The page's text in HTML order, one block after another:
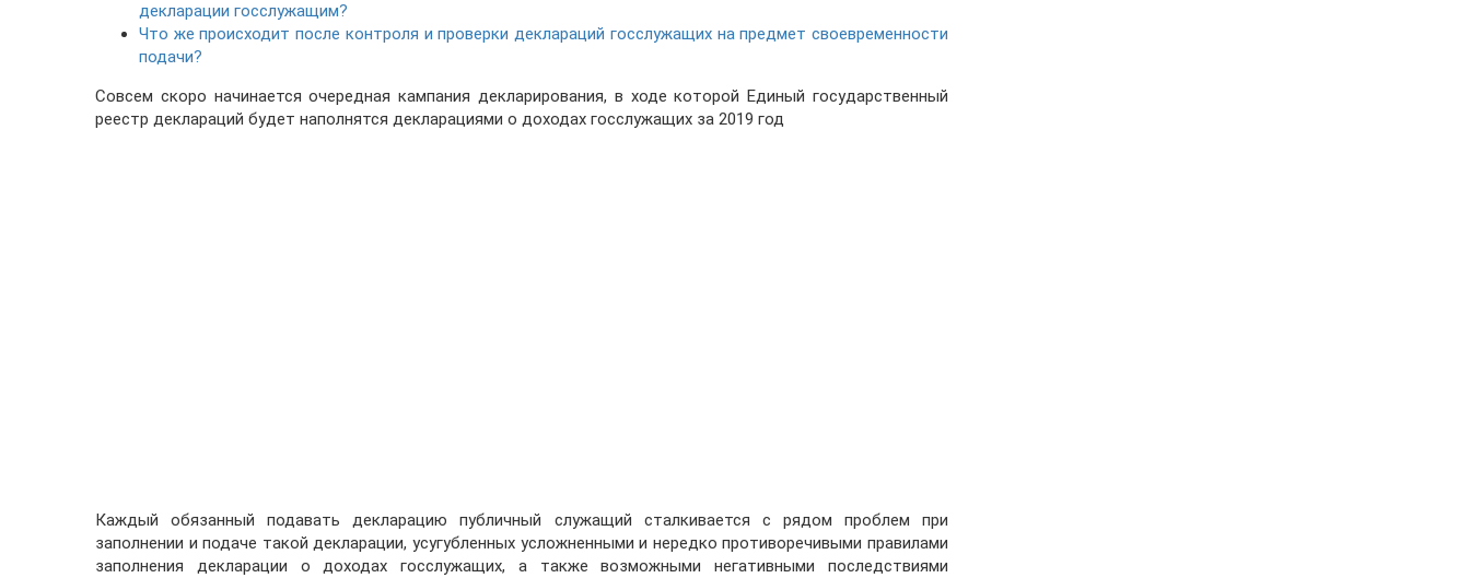
декларации госслужащим?
Что же происходит после контроля и проверки деклараций госслужащих на предмет своевременности
подачи?
Совсем скоро начинается очередная кампания декларирования, в ходе которой Единый государственный
реестр деклараций будет наполнятся декларациями о доходах госслужащих за 2019 год
Каждый обязанный подавать декларацию публичный служащий сталкивается с рядом проблем при
заполнении и подаче такой декларации, усугубленных усложненными и нередко противоречивыми правилами
заполнения декларации о доходах госслужащих, а также возможными негативными последствиями